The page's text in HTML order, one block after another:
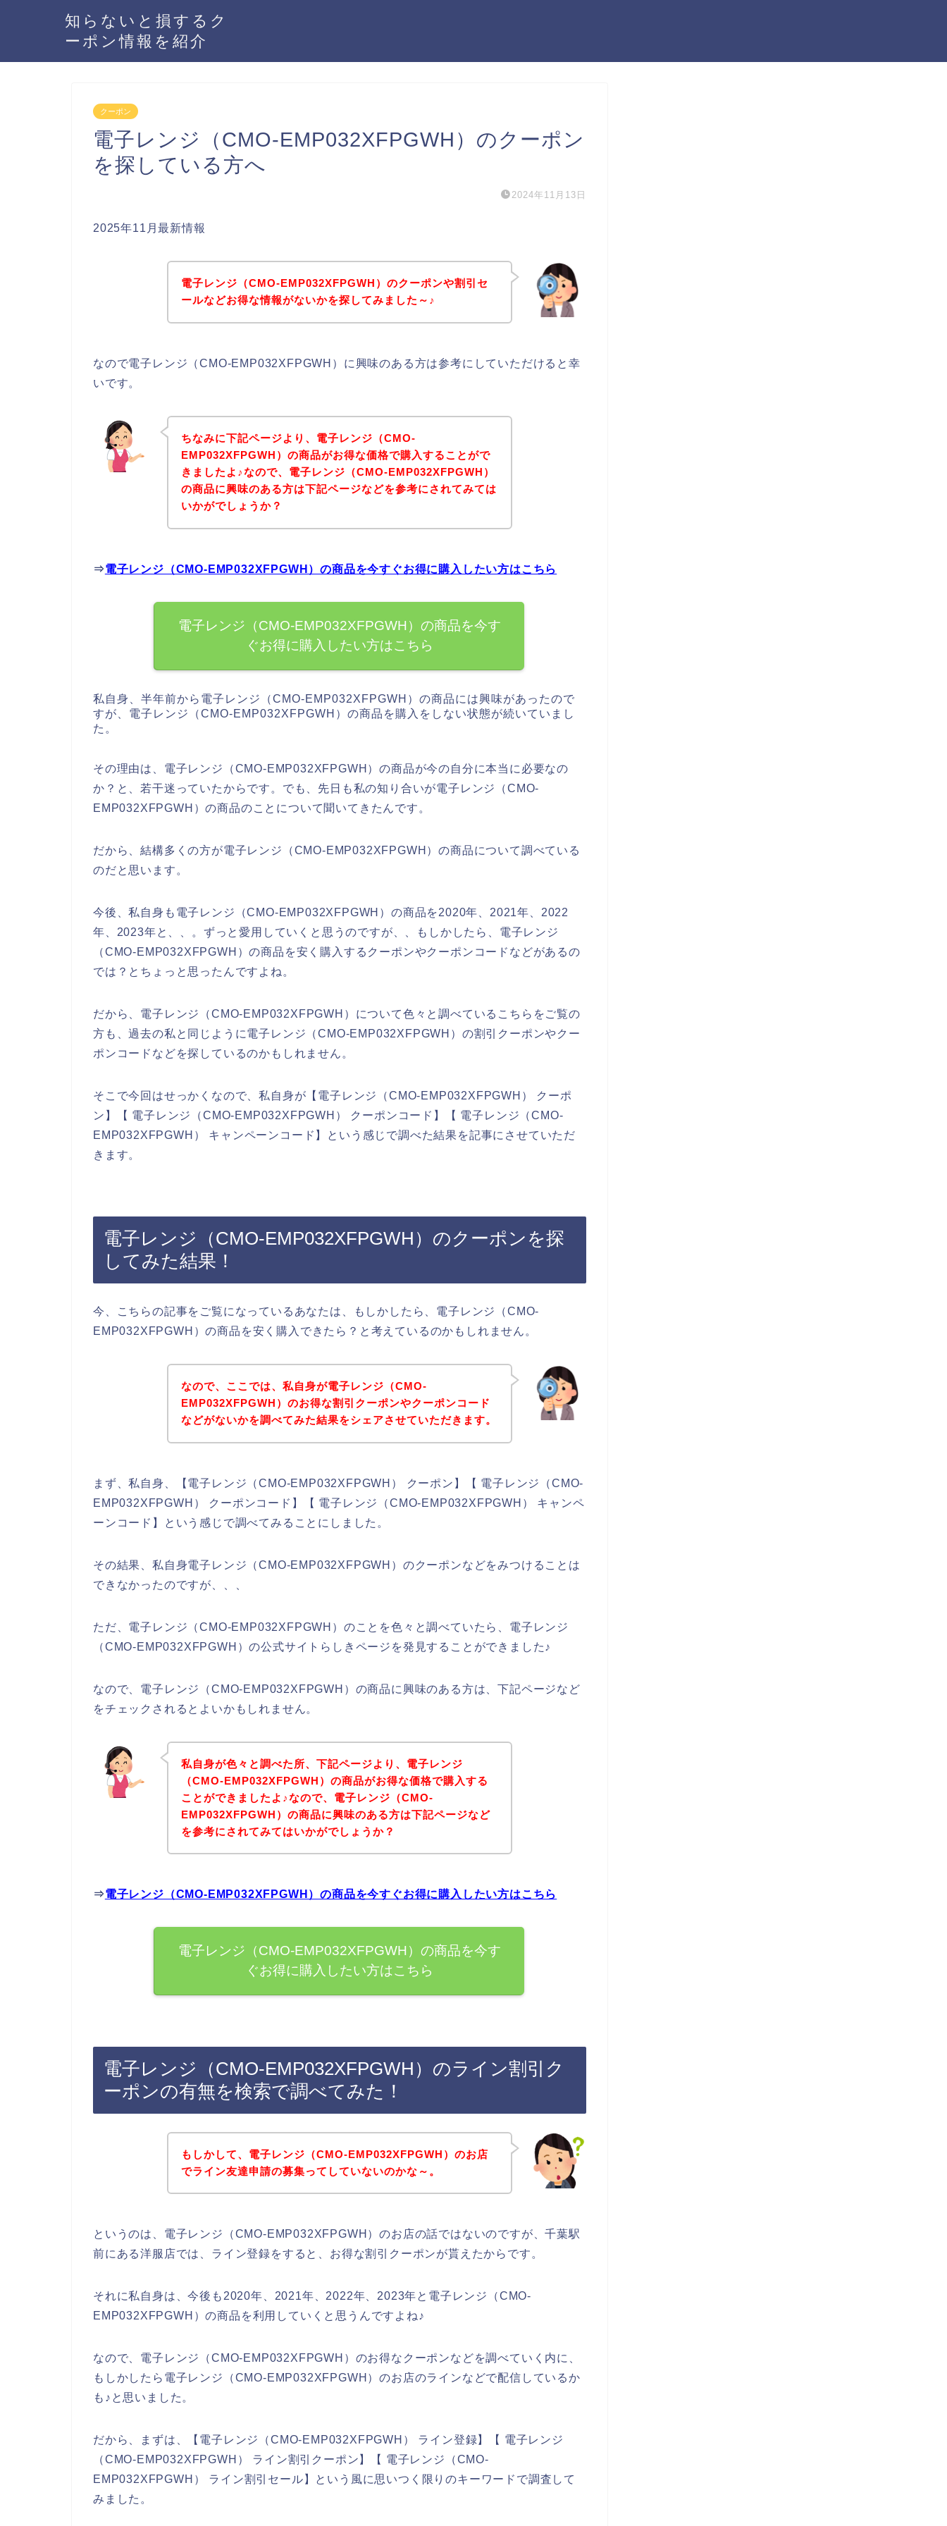
知らないと損するク
ーポン情報を紹介
クーポン
電子レンジ（CMO-EMP032XFPGWH）のクーポン
を探している方へ
2024年11月13日
2025年11月最新情報
電子レンジ（CMO-EMP032XFPGWH）のクーポンや割引セ
ールなどお得な情報がないかを探してみました～♪
なので電子レンジ（CMO-EMP032XFPGWH）に興味のある方は参考にしていただけると幸
いです。
ちなみに下記ページより、電子レンジ（CMO-
EMP032XFPGWH）の商品がお得な価格で購入することがで
きましたよ♪なので、電子レンジ（CMO-EMP032XFPGWH）
の商品に興味のある方は下記ページなどを参考にされてみては
いかがでしょうか？
⇒電子レンジ（CMO-EMP032XFPGWH）の商品を今すぐお得に購入したい方はこちら
電子レンジ（CMO-EMP032XFPGWH）の商品を今す
ぐお得に購入したい方はこちら
私自身、半年前から電子レンジ（CMO-EMP032XFPGWH）の商品には興味があったので
すが、電子レンジ（CMO-EMP032XFPGWH）の商品を購入をしない状態が続いていまし
た。
その理由は、電子レンジ（CMO-EMP032XFPGWH）の商品が今の自分に本当に必要なの
か？と、若干迷っていたからです。でも、先日も私の知り合いが電子レンジ（CMO-
EMP032XFPGWH）の商品のことについて聞いてきたんです。
だから、結構多くの方が電子レンジ（CMO-EMP032XFPGWH）の商品について調べている
のだと思います。
今後、私自身も電子レンジ（CMO-EMP032XFPGWH）の商品を2020年、2021年、2022
年、2023年と、、。ずっと愛用していくと思うのですが、、もしかしたら、電子レンジ
（CMO-EMP032XFPGWH）の商品を安く購入するクーポンやクーポンコードなどがあるの
では？とちょっと思ったんですよね。
だから、電子レンジ（CMO-EMP032XFPGWH）について色々と調べているこちらをご覧の
方も、過去の私と同じように電子レンジ（CMO-EMP032XFPGWH）の割引クーポンやクー
ポンコードなどを探しているのかもしれません。
そこで今回はせっかくなので、私自身が【電子レンジ（CMO-EMP032XFPGWH） クーポ
ン】【 電子レンジ（CMO-EMP032XFPGWH） クーポンコード】【 電子レンジ（CMO-
EMP032XFPGWH） キャンペーンコード】という感じで調べた結果を記事にさせていただ
きます。
電子レンジ（CMO-EMP032XFPGWH）のクーポンを探
してみた結果！
今、こちらの記事をご覧になっているあなたは、もしかしたら、電子レンジ（CMO-
EMP032XFPGWH）の商品を安く購入できたら？と考えているのかもしれません。
なので、ここでは、私自身が電子レンジ（CMO-
EMP032XFPGWH）のお得な割引クーポンやクーポンコード
などがないかを調べてみた結果をシェアさせていただきます。
まず、私自身、【電子レンジ（CMO-EMP032XFPGWH） クーポン】【 電子レンジ（CMO-
EMP032XFPGWH） クーポンコード】【 電子レンジ（CMO-EMP032XFPGWH） キャンペ
ーンコード】という感じで調べてみることにしました。
その結果、私自身電子レンジ（CMO-EMP032XFPGWH）のクーポンなどをみつけることは
できなかったのですが、、、
ただ、電子レンジ（CMO-EMP032XFPGWH）のことを色々と調べていたら、電子レンジ
（CMO-EMP032XFPGWH）の公式サイトらしきページを発見することができました♪
なので、電子レンジ（CMO-EMP032XFPGWH）の商品に興味のある方は、下記ページなど
をチェックされるとよいかもしれません。
私自身が色々と調べた所、下記ページより、電子レンジ
（CMO-EMP032XFPGWH）の商品がお得な価格で購入する
ことができましたよ♪なので、電子レンジ（CMO-
EMP032XFPGWH）の商品に興味のある方は下記ページなど
を参考にされてみてはいかがでしょうか？
⇒電子レンジ（CMO-EMP032XFPGWH）の商品を今すぐお得に購入したい方はこちら
電子レンジ（CMO-EMP032XFPGWH）の商品を今す
ぐお得に購入したい方はこちら
電子レンジ（CMO-EMP032XFPGWH）のライン割引ク
ーポンの有無を検索で調べてみた！
もしかして、電子レンジ（CMO-EMP032XFPGWH）のお店
でライン友達申請の募集ってしていないのかな～。
というのは、電子レンジ（CMO-EMP032XFPGWH）のお店の話ではないのですが、千葉駅
前にある洋服店では、ライン登録をすると、お得な割引クーポンが貰えたからです。
それに私自身は、今後も2020年、2021年、2022年、2023年と電子レンジ（CMO-
EMP032XFPGWH）の商品を利用していくと思うんですよね♪
なので、電子レンジ（CMO-EMP032XFPGWH）のお得なクーポンなどを調べていく内に、
もしかしたら電子レンジ（CMO-EMP032XFPGWH）のお店のラインなどで配信しているか
も♪と思いました。
だから、まずは、【電子レンジ（CMO-EMP032XFPGWH） ライン登録】【 電子レンジ
（CMO-EMP032XFPGWH） ライン割引クーポン】【 電子レンジ（CMO-
EMP032XFPGWH） ライン割引セール】という風に思いつく限りのキーワードで調査して
みました。